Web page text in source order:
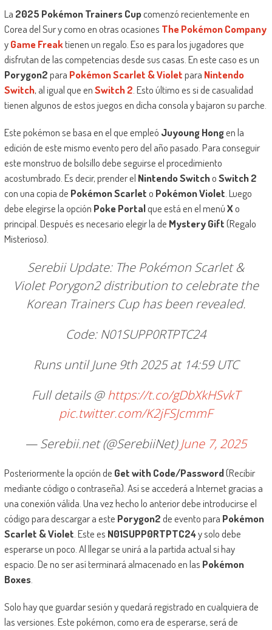
La 2025 Pokémon Trainers Cupcomenzó recientemente en
Corea del Sur y como en otras ocasiones The Pokémon Company
yGame Freaktienen un regalo. Eso es para los jugadores que
disfrutan de las competencias desde sus casas. En este caso es un
Porygon2para Pokémon Scarlet & Violetpara Nintendo
Switch, al igual que enSwitch 2 . Esto último es si de casualidad
tienen algunos de estos juegos en dicha consola y bajaron su parche.
Este pokémon se basa en el que empleó Juyoung Hongen la
edición de este mismo evento pero del año pasado. Para conseguir
este monstruo de bolsillo debe seguirse el procedimiento
acostumbrado. Es decir, prender el Nintendo SwitchoSwitch 2
con una copia de Pokémon Scarleto Pokémon Violet . Luego
debe elegirse la opción Poke Portalque está en el menúXo
principal. Después es necesario elegir la de Mystery Gift(Regalo
Misterioso).
Serebii Update: The Pokémon Scarlet &
Violet Porygon2 distribution to celebrate the
Korean Trainers Cup has been revealed.
Code: N01SUPP0RTPTC24
Runs until June 9th 2025 at 14:59 UTC
Full details @https://t.co/gDbXkHSvkT
pic.twitter.com/K2jFSJcmmF
— Serebii.net (@SerebiiNet)June 7, 2025
Posteriormente la opción de Get with Code/Password(Recibir
mediante código o contraseña). Así se accederá a Internet gracias a
una conexión válida. Una vez hecho lo anterior debe introducirse el
código para descargar a este Porygon2de evento para Pokémon
Scarlet & Violet . Este es N01SUPP0RTPTC24y solo debe
esperarse un poco. Al llegar se unirá a la partida actual si hay
espacio. De no ser así terminará almacenado en las Pokémon
Boxes.
Solo hay que guardar sesión y quedará registrado en cualquiera de
las versiones. Este pokémon, como era de esperarse, será de